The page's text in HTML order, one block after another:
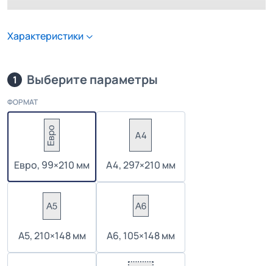
Характеристики
1 Выберите параметры
ФОРМАТ
Евро, 99×210 мм А4, 297×210 мм
А5, 210×148 мм А6, 105×148 мм